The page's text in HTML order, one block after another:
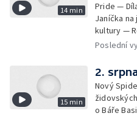
14 min
Pride —
Janíčka
kultury —
—
Kulturní tipy
Poslední
15 min
2.
Nový
o Báře